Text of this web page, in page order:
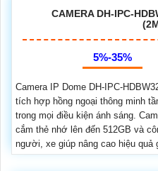
CAMERA DH-IPC-
5%-35%
Camera IP Dome DH-IPC-
tích hợp hồng ngoại thông minh
trong mọi điều kiện ánh sáng.
cắm thẻ nhớ lên đến 512GB và
người, xe giúp nâng cao hiệu quả